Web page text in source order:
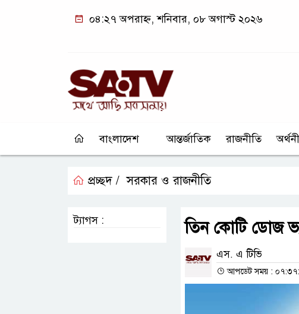
০৪:২৭ অপরাহ্ন, শনিবার, ০৮ অগাস্ট ২০২৬
বাংলাদেশ আন্তর্জাতিক রাজনীতি
প্রচ্ছদ / সরকার ও রাজনীতি
তিন কোটি ডোজ
এস. এ টিভি
আপডেট সময় :
ট্যাগস :